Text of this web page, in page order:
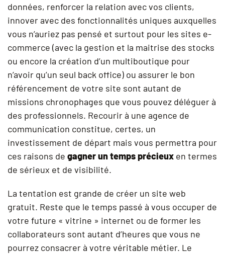
données, renforcer la relation avec vos clients,
innover avec des fonctionnalités uniques auxquelles
vous n’auriez pas pensé et surtout pour les sites e-
commerce (avec la gestion et la maitrise des stocks
ou encore la création d’un multiboutique pour
n’avoir qu’un seul back office) ou assurer le bon
référencement de votre site sont autant de
missions chronophages que vous pouvez déléguer à
des professionnels. Recourir à une agence de
communication constitue, certes, un
investissement de départ mais vous permettra pour
ces raisons de gagner un temps précieux en termes
de sérieux et de visibilité.
La tentation est grande de créer un site web
gratuit. Reste que le temps passé à vous occuper de
votre future « vitrine » internet ou de former les
collaborateurs sont autant d’heures que vous ne
pourrez consacrer à votre véritable métier. Le